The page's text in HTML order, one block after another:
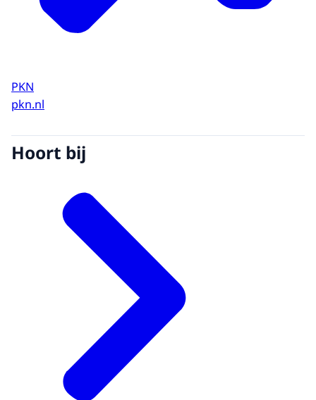
PKN
pkn.nl
Hoort bij